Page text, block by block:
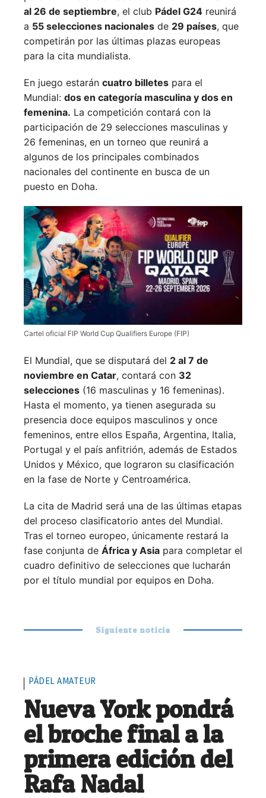
al 26 de septiembre, el club Pádel G24 reunirá
a 55 selecciones nacionales de 29 países, que
competirán por las últimas plazas europeas
para la cita mundialista.
En juego estarán cuatro billetes para el
Mundial: dos en categoría masculina y dos en
femenina. La competición contará con la
participación de 29 selecciones masculinas y
26 femeninas, en un torneo que reunirá a
algunos de los principales combinados
nacionales del continente en busca de un
puesto en Doha.
Cartel oficial FIP World Cup Qualifiers Europe (FIP)
El Mundial, que se disputará del 2 al 7 de
noviembre en Catar, contará con 32
selecciones (16 masculinas y 16 femeninas).
Hasta el momento, ya tienen asegurada su
presencia doce equipos masculinos y once
femeninos, entre ellos España, Argentina, Italia,
Portugal y el país anfitrión, además de Estados
Unidos y México, que lograron su clasificación
en la fase de Norte y Centroamérica.
La cita de Madrid será una de las últimas etapas
del proceso clasificatorio antes del Mundial.
Tras el torneo europeo, únicamente restará la
fase conjunta de África y Asia para completar el
cuadro definitivo de selecciones que lucharán
por el título mundial por equipos en Doha.
Siguiente noticia
PÁDEL AMATEUR
Nueva York pondrá
el broche final a la
primera edición del
Rafa Nadal